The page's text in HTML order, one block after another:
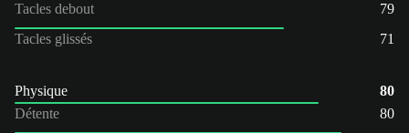
Tacles debout
79
Tacles glissés
71
Physique
80
Détente
80